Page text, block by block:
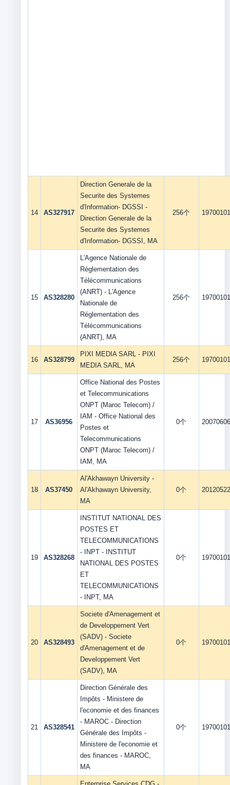
14 AS327917
Direction Generale de la
Securite des Systemes
d'Information- DGSSI -
Direction Generale de la
Securite des Systemes
d'Information- DGSSI, MA
256个 19700101
15 AS328280
L'Agence Nationale de
Réglementation des
Télécommunications
(ANRT) - L'Agence
Nationale de
Réglementation des
Télécommunications
(ANRT), MA
256个 19700101
16 AS328799
PIXI MEDIA SARL - PIXI
MEDIA SARL, MA
256个 19700101
17 AS36956
Office National des Postes
et Telecommunications
ONPT (Maroc Telecom) /
IAM - Office National des
Postes et
Telecommunications
ONPT (Maroc Telecom) /
IAM, MA
0个 20070606
18 AS37450
Al'Akhawayn University -
Al'Akhawayn University,
MA
0个 20120522
19 AS328268
INSTITUT NATIONAL DES
POSTES ET
TELECOMMUNICATIONS
- INPT - INSTITUT
NATIONAL DES POSTES
ET
TELECOMMUNICATIONS
- INPT, MA
0个 19700101
20 AS328493
Societe d'Amenagement et
de Developpement Vert
(SADV) - Societe
d'Amenagement et de
Developpement Vert
(SADV), MA
0个 19700101
21 AS328541
Direction Générale des
Impôts - Ministere de
l'economie et des finances
- MAROC - Direction
Générale des Impôts -
Ministere de l'economie et
des finances - MAROC,
MA
0个 19700101